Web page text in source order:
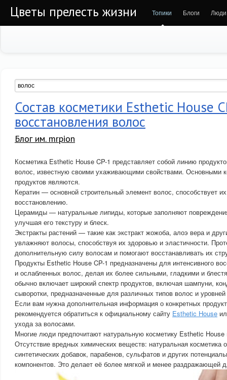
Цветы прелесть жизни Топики Блоги Люди
Состав косметики Esthetic House
восстановления волос
Блог им. mrpion
Косметика Esthetic House CP-1 представляет собой линию
волос, известную своими ухаживающими свойствами. Основными
продуктов являются.
Кератин — основной строительный элемент волос, способствует
восстановлению.
Церамиды — натуральные липиды, которые заполняют
улучшая его текстуру и блеск.
Экстракты растений — такие как экстракт жожоба, алоэ вера и
увлажняют волосы, способствуя их здоровью и эластичности.
дополнительную силу волосам и помогают восстанавливать их
Продукты Esthetic House CP-1 предназначены для интенсивного
и ослабленных волос, делая их более сильными, гладкими и
обычно включает широкий спектр продуктов, включая шампуни,
сыворотки, предназначенные для различных типов волос и
Если вам нужна дополнительная информация о конкретных
рекомендуется обратиться к официальному сайту Esthetic House
ухода за волосами.
Многие люди предпочитают натуральную косметику Esthetic
Отсутствие вредных химических веществ: натуральная косметика
синтетических добавок, парабенов, сульфатов и других
компонентов. Это делает её более мягкой и менее раздражающей